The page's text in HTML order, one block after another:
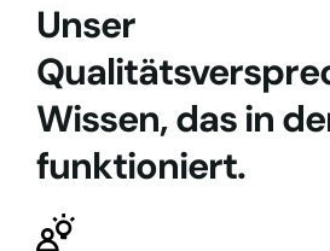
Unser
Wissen, das in
funktioniert.